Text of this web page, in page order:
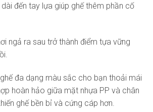
đến tay lựa giúp ghế thêm phần cố
ngả ra sau trở thành điểm tựa vững
đa dạng màu sắc cho bạn thoải mái
hoàn hảo giữa mặt nhựa PP và chân
ghế bền bỉ và cứng cáp hơn.